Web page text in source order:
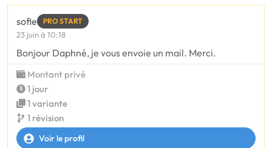
sofie PRO START
23 juin à 10:18
Bonjour Daphné, je vous envoie un mail. Merci.
Montant privé
1 jour
1 variante
1 révision
Voir le profil